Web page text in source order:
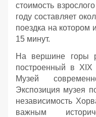
стоимость
году составляет
поездка на котором
15 минут.
На вершине горы
построенный в XIX
Музей
Экспозиция музея
независимость
важным